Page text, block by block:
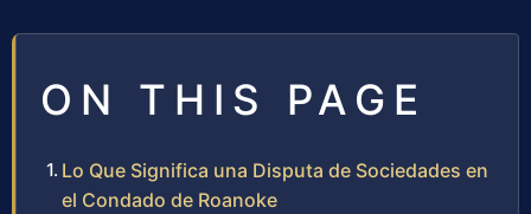
ON THIS PAGE
Lo Que Significa una Disputa de Sociedades en
el Condado de Roanoke